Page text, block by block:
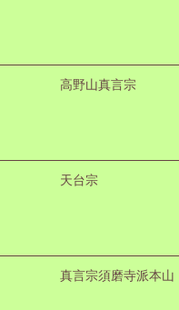
高野山真言宗
天台宗
真言宗須磨寺派本山